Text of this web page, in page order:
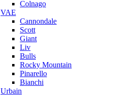
Colnago
VAE
Cannondale
Scott
Giant
Liv
Bulls
Rocky Mountain
Pinarello
Bianchi
Urbain